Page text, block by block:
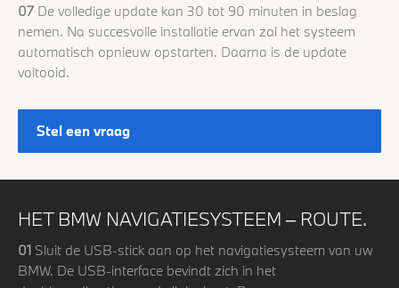
07 De volledige update kan 30 tot 90 minuten in beslag
nemen. Na succesvolle installatie ervan zal het systeem
automatisch opnieuw opstarten. Daarna is de update
voltooid.
Stel een vraag
HET BMW NAVIGATIESYSTEEM – ROUTE.
01 Sluit de USB-stick aan op het navigatiesysteem van uw
BMW. De USB-interface bevindt zich in het